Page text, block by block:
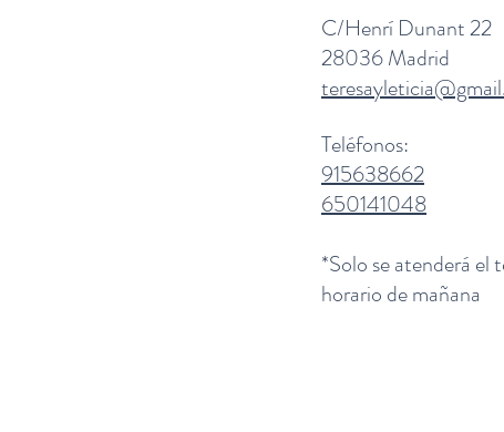
C/Henrí Dunant 22
28036 Madrid
Teléfonos:
915638662
650141048
*Solo se atenderá el
horario de mañana